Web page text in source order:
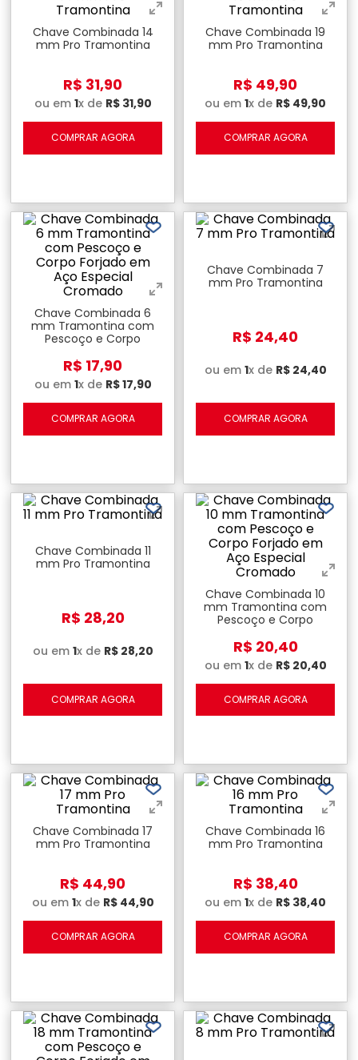
Chave Combinada 14
mm Pro Tramontina
R$ 31,90
ou em 1x de R$ 31,90
COMPRAR AGORA
Chave Combinada 19
mm Pro Tramontina
R$ 49,90
ou em 1x de R$ 49,90
COMPRAR AGORA
Chave Combinada 6
mm Tramontina com
Pescoço e Corpo
Forjado em Aço Especial
Cromado
R$ 17,90
ou em 1x de R$17,90
COMPRAR AGORA
Chave Combinada 7
mm Pro Tramontina
R$ 24,40
ou em 1x de R$ 24,40
COMPRAR AGORA
Chave Combinada 11
mm Pro Tramontina
R$ 28,20
ou em 1x de R$ 28,20
COMPRAR AGORA
Chave Combinada 10
mm Tramontina com
Pescoço e Corpo
Forjado em Aço Especial
Cromado
R$ 20,40
ou em 1x de R$ 20,40
COMPRAR AGORA
Chave Combinada 17
mm Pro Tramontina
R$ 44,90
ou em 1x de R$ 44,90
COMPRAR AGORA
Chave Combinada 16
mm Pro Tramontina
R$ 38,40
ou em 1x de R$ 38,40
COMPRAR AGORA